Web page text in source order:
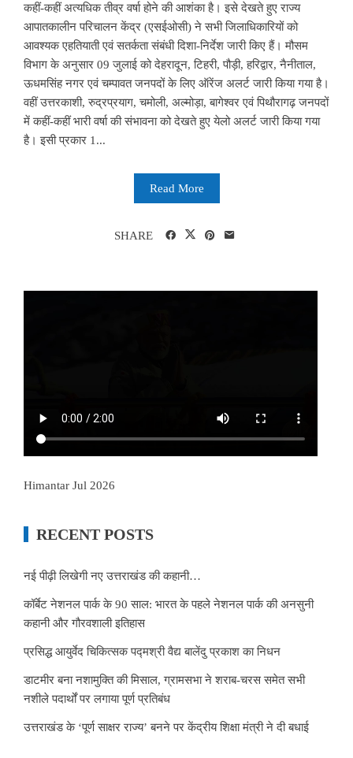
कहीं-कहीं अत्यधिक तीव्र वर्षा होने की आशंका है। इसे देखते हुए राज्य
आपातकालीन परिचालन केंद्र (एसईओसी) ने सभी जिलाधिकारियों को
आवश्यक एहतियाती एवं सतर्कता संबंधी दिशा-निर्देश जारी किए हैं। मौसम
विभाग के अनुसार 09 जुलाई को देहरादून, टिहरी, पौड़ी, हरिद्वार, नैनीताल,
ऊधमसिंह नगर एवं चम्पावत जनपदों के लिए ऑरेंज अलर्ट जारी किया गया है।
वहीं उत्तरकाशी, रुद्रप्रयाग, चमोली, अल्मोड़ा, बागेश्वर एवं पिथौरागढ़ जनपदों
में कहीं-कहीं भारी वर्षा की संभावना को देखते हुए येलो अलर्ट जारी किया गया
है। इसी प्रकार 1...
Read More
SHARE
Himantar Jul 2026
RECENT POSTS
नई पीढ़ी लिखेगी नए उत्तराखंड की कहानी…
कॉर्बेट नेशनल पार्क के 90 साल: भारत के पहले नेशनल पार्क की अनसुनी
कहानी और गौरवशाली इतिहास
प्रसिद्ध आयुर्वेद चिकित्सक पद्मश्री वैद्य बालेंदु प्रकाश का निधन
डाटमीर बना नशामुक्ति की मिसाल, ग्रामसभा ने शराब-चरस समेत सभी
नशीले पदार्थों पर लगाया पूर्ण प्रतिबंध
उत्तराखंड के ‘पूर्ण साक्षर राज्य’ बनने पर केंद्रीय शिक्षा मंत्री ने दी बधाई